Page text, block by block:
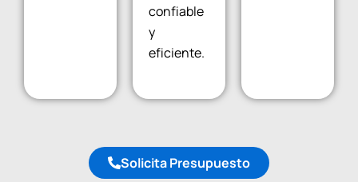
confiable
y
eficiente.
Solicita Presupuesto